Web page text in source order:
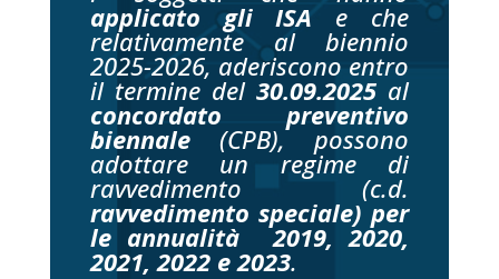
applicato gli ISA e che
relativamente al biennio
2025-2026, aderiscono entro
il termine del30.09.2025 al
concordato preventivo
biennale(CPB), possono
adottare un regime di
ravvedimento (c.d.
ravvedimento speciale) per
le annualità 2019, 2020,
2021, 2022 e 2023.